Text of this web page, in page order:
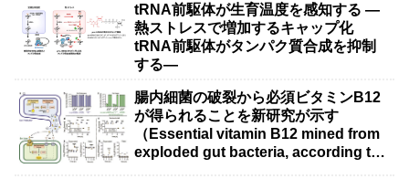
tRNA前駆体が生育温度を感知する ―
熱ストレスで増加するキャップ化
tRNA前駆体がタンパク質合成を抑制
する―
腸内細菌の破裂から必須ビタミンB12
が得られることを新研究が示す
（Essential vitamin B12 mined from
exploded gut bacteria, according to